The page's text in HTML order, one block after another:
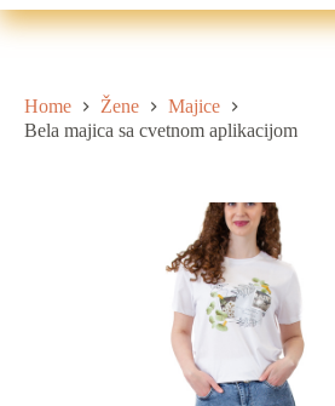
Home Žene
Majice
Bela majica sa cvetnom aplikacijom